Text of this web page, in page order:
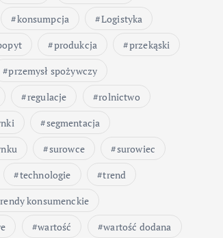
konsumpcja
Logistyka
produkcja
przekąski
przemysł spożywczy
regulacje
rolnictwo
segmentacja
surowce
surowiec
technologie
trend
konsumenckie
wartość
wartość dodana